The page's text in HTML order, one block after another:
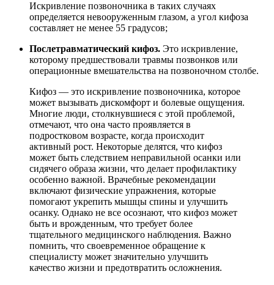
Искривление позвоночника в таких случаях
определяется невооруженным глазом, а угол кифоза
составляет не менее 55 градусов;
Послетравматический кифоз. Это искривление,
которому предшествовали травмы позвонков или
операционные вмешательства на позвоночном столбе.
Кифоз — это искривление позвоночника, которое
может вызывать дискомфорт и болевые ощущения.
Многие люди, столкнувшиеся с этой проблемой,
отмечают, что она часто проявляется в
подростковом возрасте, когда происходит
активный рост. Некоторые делятся, что кифоз
может быть следствием неправильной осанки или
сидячего образа жизни, что делает профилактику
особенно важной. Врачебные рекомендации
включают физические упражнения, которые
помогают укрепить мышцы спины и улучшить
осанку. Однако не все осознают, что кифоз может
быть и врожденным, что требует более
тщательного медицинского наблюдения. Важно
помнить, что своевременное обращение к
специалисту может значительно улучшить
качество жизни и предотвратить осложнения.